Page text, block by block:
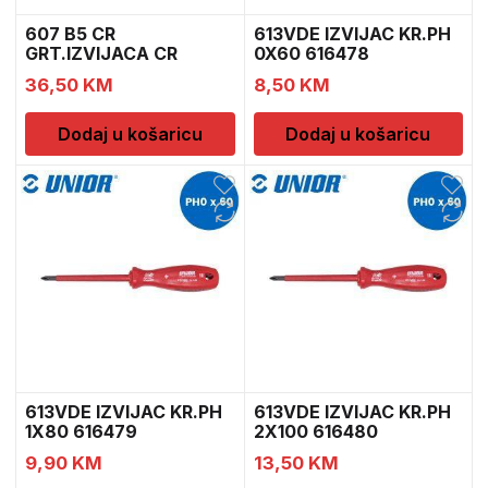
607 B5 CR
GRT.IZVIJACA CR
617021
36,50 KM
Dodaj u košaricu
613VDE IZVIJAC KR.PH
0X60 616478
8,50 KM
Dodaj u košaricu
613VDE IZVIJAC KR.PH
1X80 616479
9,90 KM
613VDE IZVIJAC KR.PH
2X100 616480
13,50 KM